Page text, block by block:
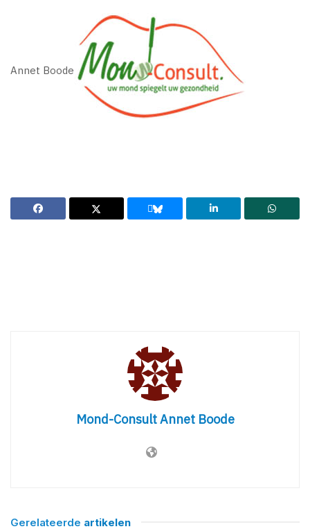
Annet Boode
Mond-Consult Annet Boode
Gerelateerde artikelen